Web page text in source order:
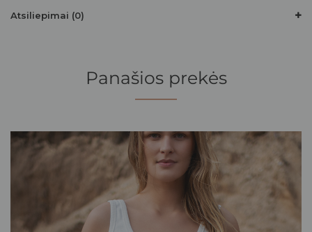
Atsiliepimai (0)
Panašios prekės